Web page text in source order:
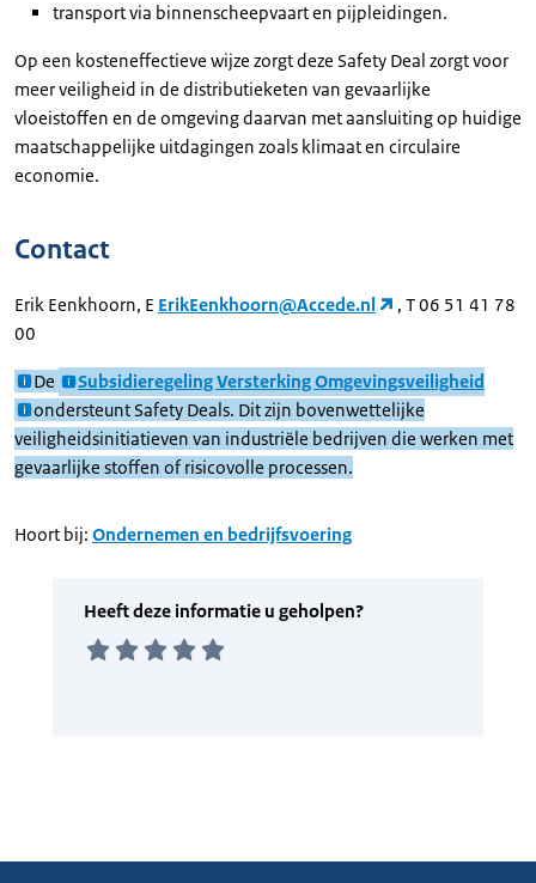
transport via binnenscheepvaart en pijpleidingen.
Op een kosteneffectieve wijze zorgt deze Safety Deal zorgt voor
meer veiligheid in de distributieketen van gevaarlijke
vloeistoffen en de omgeving daarvan met aansluiting op huidige
maatschappelijke uitdagingen zoals klimaat en circulaire
economie.
Contact
Erik Eenkhoorn, E ErikEenkhoorn@Accede.nl
, T 06 51 41 78
00
De
Subsidieregeling Versterking Omgevingsveiligheid
ondersteunt Safety Deals. Dit zijn bovenwettelijke
veiligheidsinitiatieven van industriële bedrijven die werken met
gevaarlijke stoffen of risicovolle processen.
Hoort bij: Ondernemen en bedrijfsvoering